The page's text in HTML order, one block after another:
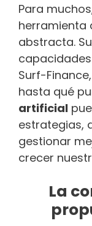
Para
herramienta
abstracta.
Surf-
hasta qué
artificial
estrategias,
gestionar
crecer
La